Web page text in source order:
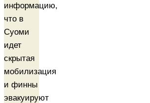
информацию,
что в
Суоми
идет
скрытая
мобилизация
и финны
эвакуируют